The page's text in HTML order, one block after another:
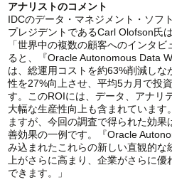
アナリストのコメント
IDCのデータ・マネジメント・ソフ
プレジデントであるCarl Olofson氏
「世界中の複数の顧客へのインタ
ると、『Oracle Autonomous Data
は、総運用コストを約63%削減し
性を27%向上させ、平均5カ月で投
す。このROIには、データ、アナリ
大幅な生産性向上も含まれています
ますが、今回の調査で得られた効
善効果の一例です。『Oracle
み込まれたこれらの新しい直観的な
上がさらに高まり、企業がさらに
できます。」